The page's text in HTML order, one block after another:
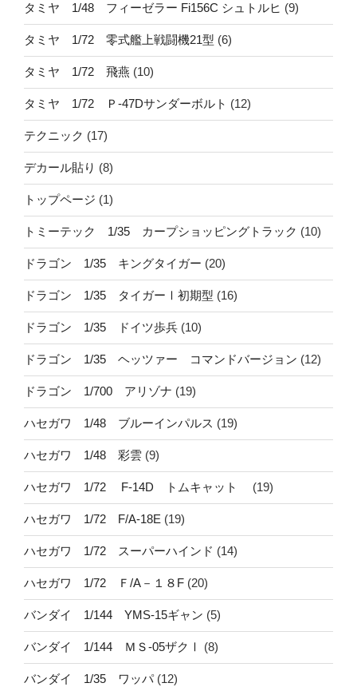
タミヤ 1/48 フィーゼラー Fi156C シュトルヒ (9)
タミヤ 1/72 零式艦上戦闘機21型 (6)
タミヤ 1/72 飛燕 (10)
タミヤ 1/72 Ｐ-47Dサンダーボルト (12)
テクニック (17)
デカール貼り (8)
トップページ (1)
トミーテック 1/35 カープショッピングトラック (10)
ドラゴン 1/35 キングタイガー (20)
ドラゴン 1/35 タイガーⅠ初期型 (16)
ドラゴン 1/35 ドイツ歩兵 (10)
ドラゴン 1/35 ヘッツァー コマンドバージョン (12)
ドラゴン 1/700 アリゾナ (19)
ハセガワ 1/48 ブルーインパルス (19)
ハセガワ 1/48 彩雲 (9)
ハセガワ 1/72 F-14D トムキャット (19)
ハセガワ 1/72 F/A-18E (19)
ハセガワ 1/72 スーパーハインド (14)
ハセガワ 1/72 Ｆ/A－１８F (20)
バンダイ 1/144 YMS-15ギャン (5)
バンダイ 1/144 ＭＳ-05ザクⅠ (8)
バンダイ 1/35 ワッパ(12)